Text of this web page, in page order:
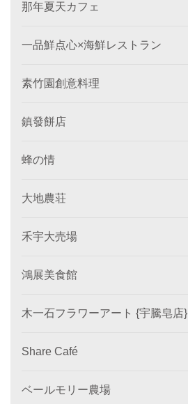
那年夏天カフェ
一品鮮点心×海鮮レストラン
素竹園創意料理
鎮發餅店
蜂の情
大地農荘
禾宇大売場
鴻展美食館
木一石フラワーアート {宇騰皂店}
Share Café
ベールモリー農場